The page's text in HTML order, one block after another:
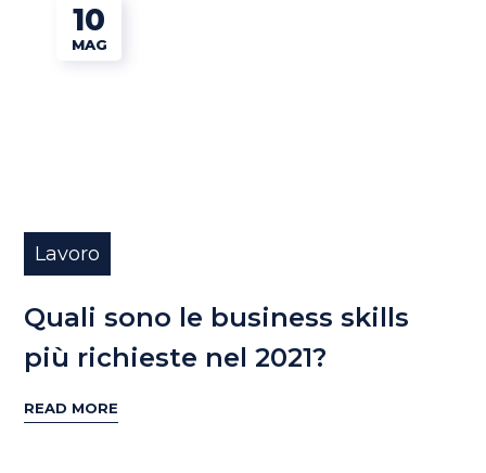
10
MAG
Lavoro
Quali sono le business skills
più richieste nel 2021?
READ MORE